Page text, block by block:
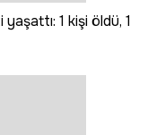
1 kişi öldü, 1